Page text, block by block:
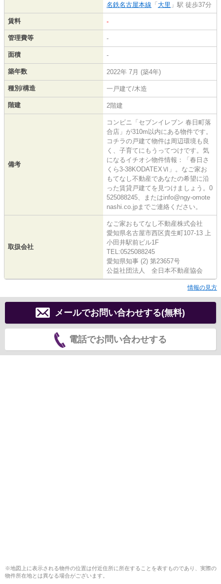
名鉄名古屋本線 「 大里 」駅 徒歩37分
賃料 -
管理費等 -
面積 -
築年数 2022年 7月 (築4年)
種別/構造 一戸建て/木造
階建 2階建
備考
コンビニ「セブンイレブン 春日町落
合店」が310m以内にある物件です。
コチラの戸建て物件は周辺環境も良
く、子育てにもうってつけです。気
になるイチオシ物件情報：「春日さ
くら3-38KODATEXⅥ」。なご家お
もてなし不動産であなたの希望に沿
った賃貸戸建てを見つけましょう。0
525088245、またはinfo@ngy-omote
nashi.co.jpまでご連絡ください。
取扱会社
なご家おもてなし不動産株式会社
愛知県名古屋市西区貴生町107-13 上
小田井駅前ビル1F
TEL:0525088245
愛知県知事 (2) 第23657号
公益社団法人 全日本不動産協会
情報の見方
メールでお問い合わせする(無料)
電話でお問い合わせする
※地図上に表示される物件の位置は付近住所に所在することを表すものであり、実際の
物件所在地とは異なる場合がございます。